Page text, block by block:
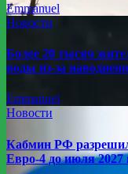
Emmanuel
Новости
Более 20 тысяч
воды из-за
Emmanuel
Новости
Кабмин РФ
Евро-4 до июля 2027